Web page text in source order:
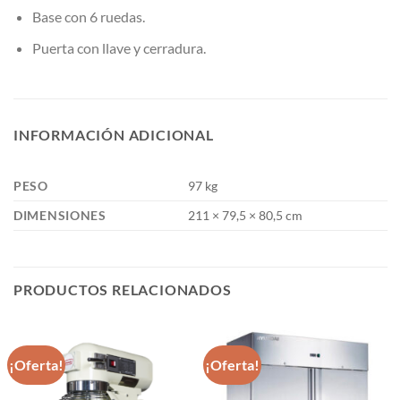
Base con 6 ruedas.
Puerta con llave y cerradura.
INFORMACIÓN ADICIONAL
PESO
97 kg
DIMENSIONES
211 × 79,5 × 80,5 cm
PRODUCTOS RELACIONADOS
¡Oferta! ¡Oferta!